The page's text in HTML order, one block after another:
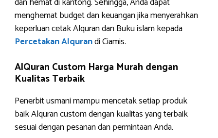
menghemat budget dan keuangan jika menyerahkan
keperluan cetak Alquran dan Buku islam kepada
Percetakan Alqurandi Ciamis.
AlQuran Custom Harga Murah dengan
Kualitas Terbaik
Penerbit usmani mampu mencetak setiap produk
baik Alquran custom dengan kualitas yang terbaik
sesuai dengan pesanan dan permintaan Anda.